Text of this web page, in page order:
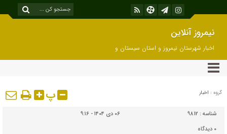
نیمروز آنلاین
اخبار شهرستان نیمروز و استان سیستان و
بلوچستان
گروه : اخبار پ
شناسه : 9812
۰۶ دی ۱۴۰۴ - ۹:۱۶
۰ دیدگاه